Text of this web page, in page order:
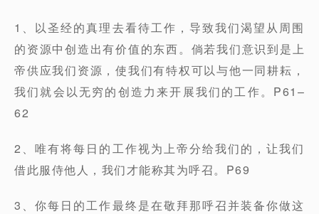
1、以圣经的真理去看待工作，导致我们渴望从周围
的资源中创造出有价值的东西。倘若我们意识到是上
帝供应我们资源，使我们有特权可以与他一同耕耘，
我们就会以无穷的创造力来开展我们的工作。P61–
62
2、唯有将每日的工作视为上帝分给我们的，让我们
借此服侍他人，我们才能称其为呼召。P69
3、你每日的工作最终是在敬拜那呼召并装备你做这